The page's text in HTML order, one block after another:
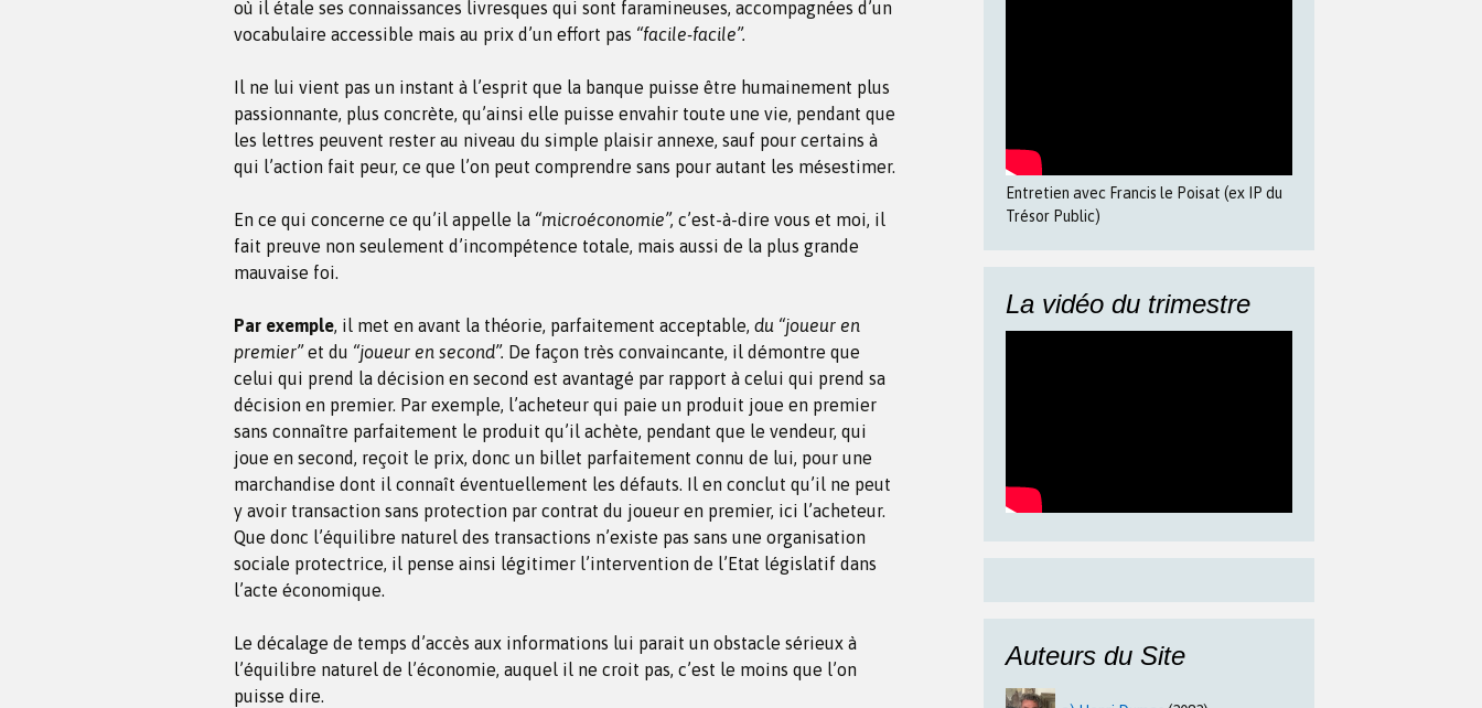
où il étale ses connaissances livresques qui sont faramineuses, accompagnées d’un
vocabulaire accessible mais au prix d’un effort pas “facile-facile”.
Il ne lui vient pas un instant à l’esprit que la banque puisse être humainement plus
passionnante, plus concrète, qu’ainsi elle puisse envahir toute une vie, pendant que
les lettres peuvent rester au niveau du simple plaisir annexe, sauf pour certains à
qui l’action fait peur, ce que l’on peut comprendre sans pour autant les mésestimer.
En ce qui concerne ce qu’il appelle la “microéconomie”, c’est-à-dire vous et moi, il
fait preuve non seulement d’incompétence totale, mais aussi de la plus grande
mauvaise foi.
Par exemple, il met en avant la théorie, parfaitement acceptable, du “joueur en
premier”et du “joueur en second”. De façon très convaincante, il démontre que
celui qui prend la décision en second est avantagé par rapport à celui qui prend sa
décision en premier. Par exemple, l’acheteur qui paie un produit joue en premier
sans connaître parfaitement le produit qu’il achète, pendant que le vendeur, qui
joue en second, reçoit le prix, donc un billet parfaitement connu de lui, pour une
marchandise dont il connaît éventuellement les défauts. Il en conclut qu’il ne peut
y avoir transaction sans protection par contrat du joueur en premier, ici l’acheteur.
Que donc l’équilibre naturel des transactions n’existe pas sans une organisation
sociale protectrice, il pense ainsi légitimer l’intervention de l’Etat législatif dans
l’acte économique.
Le décalage de temps d’accès aux informations lui parait un obstacle sérieux à
l’équilibre naturel de l’économie, auquel il ne croit pas, c’est le moins que l’on
puisse dire.
Entretien avec Francis le Poisat (ex IP du
Trésor Public)
La vidéo du trimestre
Auteurs du Site